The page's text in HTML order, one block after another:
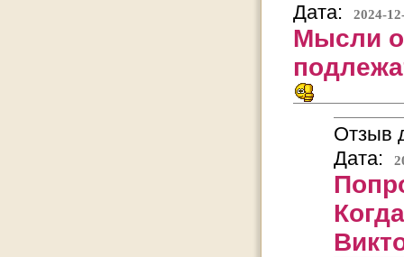
Дата:
2024-
Мысли о
Отзыв
Дата: